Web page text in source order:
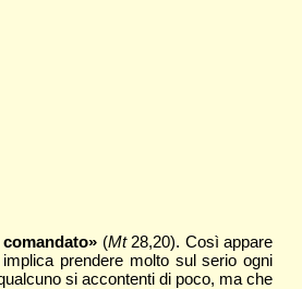
(Mt28,20). Così appare
prendere molto sul serio ogni
si accontenti di poco, ma che